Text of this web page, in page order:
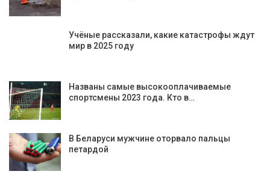
Учёные рассказали, какие катастрофы ждут
мир в 2025 году
Названы самые высокооплачиваемые
спортсмены 2023 года. Кто в…
В Беларуси мужчине оторвало пальцы
петардой